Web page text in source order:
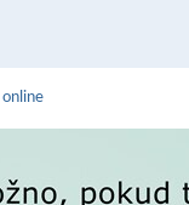
online